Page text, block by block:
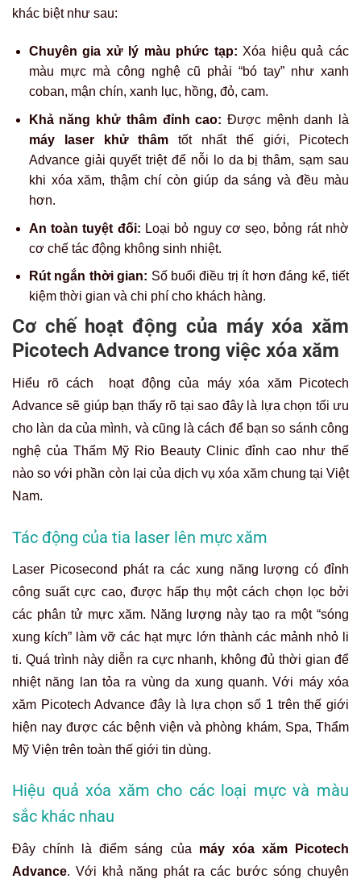
khác biệt như sau:
Chuyên gia xử lý màu phức tạp: Xóa hiệu quả các
màu mực mà công nghệ cũ phải “bó tay” như xanh
coban, mận chín, xanh lục, hồng, đỏ, cam.
Khả năng khử thâm đỉnh cao: Được mệnh danh là
máy laser khử thâm tốt nhất thế giới, Picotech
Advance giải quyết triệt để nỗi lo da bị thâm, sạm sau
khi xóa xăm, thậm chí còn giúp da sáng và đều màu
hơn.
An toàn tuyệt đối: Loại bỏ nguy cơ sẹo, bỏng rát nhờ
cơ chế tác động không sinh nhiệt.
Rút ngắn thời gian: Số buổi điều trị ít hơn đáng kể, tiết
kiệm thời gian và chi phí cho khách hàng.
Cơ chế hoạt động của máy xóa xăm
Picotech Advance trong việc xóa xăm
Hiểu rõ cách hoạt động của máy xóa xăm Picotech
Advance sẽ giúp bạn thấy rõ tại sao đây là lựa chọn tối ưu
cho làn da của mình, và cũng là cách để bạn so sánh công
nghệ của Thẩm Mỹ Rio Beauty Clinic đỉnh cao như thế
nào so với phần còn lại của dịch vụ xóa xăm chung tại Việt
Nam.
Tác động của tia laser lên mực xăm
Laser Picosecond phát ra các xung năng lượng có đỉnh
công suất cực cao, được hấp thụ một cách chọn lọc bởi
các phân tử mực xăm. Năng lượng này tạo ra một “sóng
xung kích” làm vỡ các hạt mực lớn thành các mảnh nhỏ li
ti. Quá trình này diễn ra cực nhanh, không đủ thời gian để
nhiệt năng lan tỏa ra vùng da xung quanh. Với máy xóa
xăm Picotech Advance đây là lựa chọn số 1 trên thế giới
hiện nay được các bệnh viện và phòng khám, Spa, Thẩm
Mỹ Viện trên toàn thế giới tin dùng.
Hiệu quả xóa xăm cho các loại mực và màu
sắc khác nhau
Đây chính là điểm sáng của máy xóa xăm Picotech
Advance. Với khả năng phát ra các bước sóng chuyên